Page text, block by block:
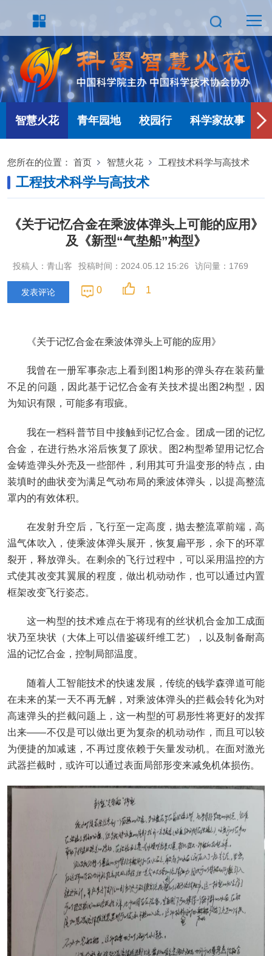
智慧火花 青年园地 校园行 科学家故事
您所在的位置： 首页 智慧火花 工程技术科学与高技术
工程技术科学与高技术
《关于记忆合金在乘波体弹头上可能的应用》
及《新型“气垫船”构型》
投稿人：青山客 投稿时间：2024.05.12 15:26 访问量： 1769
发表评论 0 1
《关于记忆合金在乘波体弹头上可能的应用》
我曾在一册军事杂志上看到图1构形的弹头存在装药量
不足的问题，因此基于记忆合金有关技术提出图2构型，因
为知识有限，可能多有瑕疵。
我在一档科普节目中接触到记忆合金。团成一团的记忆
合金，在进行热水浴后恢复了原状。图2构型希望用记忆合
金铸造弹头外壳及一些部件，利用其可升温变形的特点，由
装填时的曲状变为满足气动布局的乘波体弹头，以提高整流
罩内的有效体积。
在发射升空后，飞行至一定高度，抛去整流罩前端，高
温气体吹入，使乘波体弹头展开，恢复扁平形，余下的环罩
裂开，释放弹头。在剩余的飞行过程中，可以采用温控的方
式使其改变其翼展的程度，做出机动动作，也可以通过内置
框架改变飞行姿态。
这一构型的技术难点在于将现有的丝状机合金加工成面
状乃至块状（大体上可以借鉴碳纤维工艺），以及制备耐高
温的记忆合金，控制局部温度。
随着人工智能技术的快速发展，传统的钱学森弹道可能
在未来的某一天不再无解，对乘波体弹头的拦截会转化为对
高速弹头的拦截问题上，这一构型的可易形性将更好的发挥
出来——不仅是可以做出更为复杂的机动动作，而且可以较
为便捷的加减速，不再过度依赖于矢量发动机。在面对激光
武器拦截时，或许可以通过表面局部形变来减免机体损伤。